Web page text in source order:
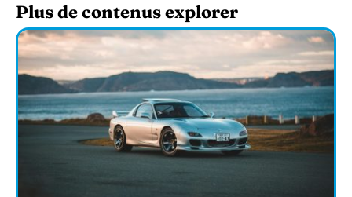
Plus de contenus explorer